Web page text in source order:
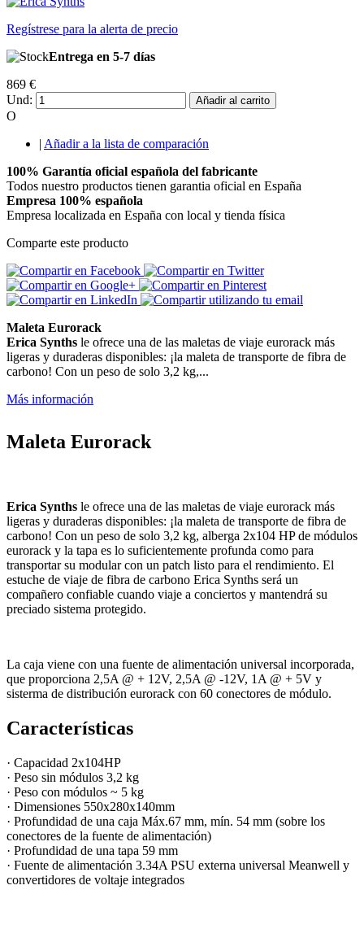
Regístrese para la alerta de precio
Entrega en 5-7 días
869 €
Und:
Añadir al carrito
O
| Añadir a la lista de comparación
100% Garantía oficial española del fabricante
Todos nuestro productos tienen garantia oficial en España
Empresa 100% española
Empresa localizada en España con local y tienda física
Comparte este producto
Maleta Eurorack
Erica Synths le ofrece una de las maletas de viaje eurorack más
ligeras y duraderas disponibles: ¡la maleta de transporte de fibra de
carbono! Con un peso de solo 3,2 kg,...
Más información
Maleta Eurorack
Erica Synths le ofrece una de las maletas de viaje eurorack más
ligeras y duraderas disponibles: ¡la maleta de transporte de fibra de
carbono! Con un peso de solo 3,2 kg, alberga 2x104 HP de módulos
eurorack y la tapa es lo suficientemente profunda como para
transportar su modular con un patch listo para el rendimiento. El
estuche de viaje de fibra de carbono Erica Synths será un
compañero confiable cuando viaje a conciertos y mantendrá su
preciado sistema protegido.
La caja viene con una fuente de alimentación universal incorporada,
que proporciona 2,5A @ + 12V, 2,5A @ -12V, 1A @ + 5V y
sisterma de distribución eurorack con 60 conectores de módulo.
Características
· Capacidad 2x104HP
· Peso sin módulos 3,2 kg
· Peso con módulos ~ 5 kg
· Dimensiones 550x280x140mm
· Profundidad de una caja Máx.67 mm, mín. 54 mm (sobre los
conectores de la fuente de alimentación)
· Profundidad de una tapa 59 mm
· Fuente de alimentación 3.34A PSU externa universal Meanwell y
convertidores de voltaje integrados